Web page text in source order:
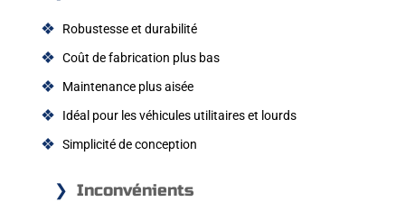
Robustesse et durabilité
Coût de fabrication plus bas
Maintenance plus aisée
Idéal pour les véhicules utilitaires et lourds
Simplicité de conception
Inconvénients